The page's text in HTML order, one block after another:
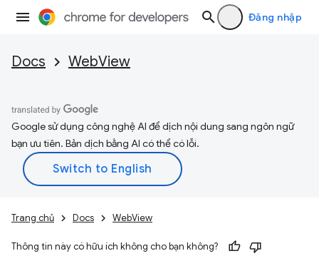
Đăng nhập
Docs WebView
Google sử dụng công nghệ AI để dịch nội dung sang ngôn ngữ
bạn ưu tiên. Bản dịch bằng AI có thể có lỗi.
Trang chủ Docs WebView
Thông tin này có hữu ích không cho bạn không?